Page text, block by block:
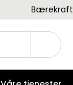
Bærekraft